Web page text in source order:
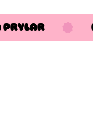
PRYLAR